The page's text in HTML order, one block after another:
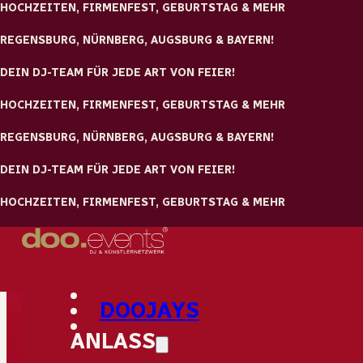
Zum Hauptinhalt springen Zum Footer springen
HOCHZEITEN, FIRMENFEST, GEBURTSTAG & MEHR
REGENSBURG, NÜRNBERG, AUGSBURG & BAYERN!
DEIN DJ-TEAM FÜR JEDE ART VON FEIER!
HOCHZEITEN, FIRMENFEST, GEBURTSTAG & MEHR
REGENSBURG, NÜRNBERG, AUGSBURG & BAYERN!
DEIN DJ-TEAM FÜR JEDE ART VON FEIER!
HOCHZEITEN, FIRMENFEST, GEBURTSTAG & MEHR
DOOJAYS
ANLASS